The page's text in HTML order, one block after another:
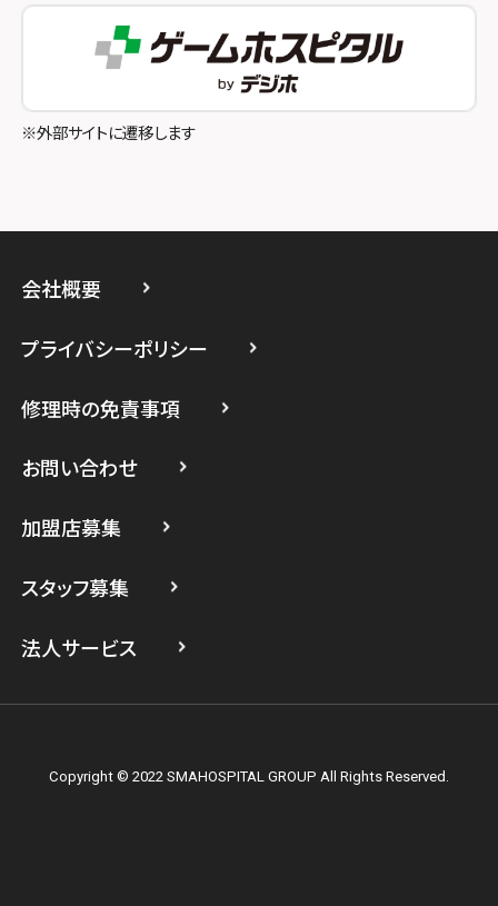
スマホスピタル町田
スマホスピタル吉祥寺
スマホスピタル立川
スマホスピタル たまプラーザ駅前
スマホスピタル 登戸・向ヶ丘遊園
スマホスピタル 武蔵小杉
スマホスピタル テルル上大岡
※外部サイトに遷移します
会社概要
プライバシーポリシー
修理時の免責事項
お問い合わせ
加盟店募集
スタッフ募集
法人サービス
Copyright © 2022 SMAHOSPITAL GROUP All Rights Reserved.